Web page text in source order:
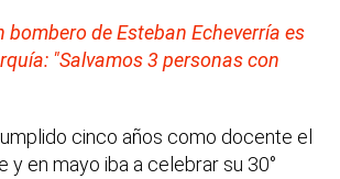
bombero de Esteban Echeverría es
"Salvamos 3 personas con
cinco años como docente el
y en mayo iba a celebrar su 30°